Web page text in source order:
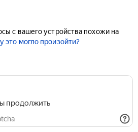
с вашего устройства похожи на
это могло произойти?
продолжить